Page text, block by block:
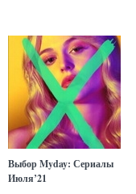
Выбор Myday: Сериалы
Июля’21